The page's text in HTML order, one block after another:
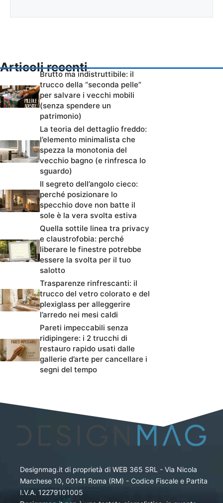
Articoli recenti
Brutto ma indistruttibile: il
trucco della “seconda pelle”
per salvare i vecchi mobili
(senza spendere un
patrimonio)
La teoria del dettaglio freddo:
l’elemento minimalista che
spezza la monotonia del
vecchio bagno (e rinfresca lo
sguardo)
Il segreto dell’angolo cieco:
perché posizionare lo
specchio dove non batte il
sole è la vera svolta estiva
Quella sottile linea tra privacy
e claustrofobia: perché
liberare le finestre potrebbe
essere la svolta per il tuo
salotto
Trasparenze rinfrescanti: il
trucco del vetro colorato e del
plexiglass per alleggerire
l’arredo nei mesi caldi
Pareti impeccabili senza
ridipingere: i 2 trucchi di
restauro rapido usati dalle
gallerie d’arte per cancellare i
segni del tempo
Designmag.it di proprietà di WEB 365 SRL - Via Nicola
Marchese 10, 00141 Roma (RM) - Codice Fiscale e Partita
I.V.A. 12279101005